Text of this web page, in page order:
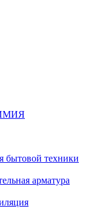
бытовой техники
арматура